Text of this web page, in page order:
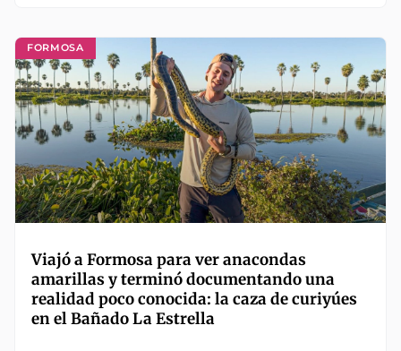
FORMOSA
Viajó a Formosa para ver anacondas
amarillas y terminó documentando una
realidad poco conocida: la caza de curiyúes
en el Bañado La Estrella